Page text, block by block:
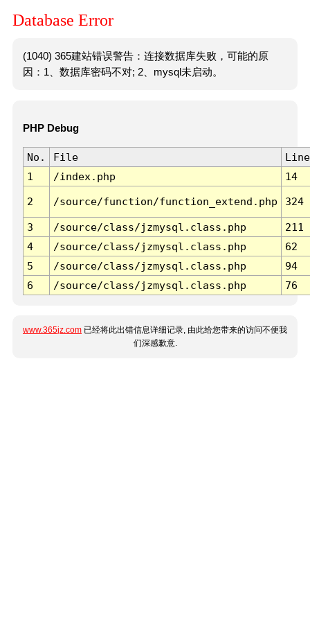
Database Error
(1040) 365建站错误警告：连接数据库失败，可能的原
因：1、数据库密码不对; 2、mysql未启动。
PHP Debug
No. File
Line
1
/index.php 14
2 /source/function/function_extend.php 324
3 /source/class/jzmysql.class.php
211
4
/source/class/jzmysql.class.php
62
5
/source/class/jzmysql.class.php
94
6
/source/class/jzmysql.class.php 76
www.365jz.com 已经将此出错信息详细记录, 由此给您带来的访问不便我
们深感歉意.